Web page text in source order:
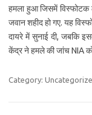
हमला हुआ जिसमें
जवान शहीद हो गए. यह
दायरे में सुनाई दी, जबकि
केंद्र ने हमले की जांच NIA को
Category: